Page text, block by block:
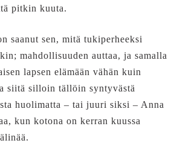
pitkin kuuta.
saanut sen, mitä tukiperheeksi
mahdollisuuden auttaa, ja samalla
lapsen elämään vähän kuin
siitä silloin tällöin syntyvästä
huolimatta – tai juuri siksi – Anna
kun kotona on kerran kuussa